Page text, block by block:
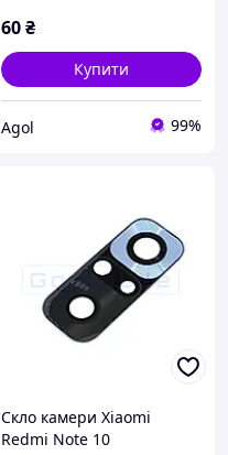
60₴
Купити
Agol 99%
Скло камери Xiaomi
Redmi Note 10